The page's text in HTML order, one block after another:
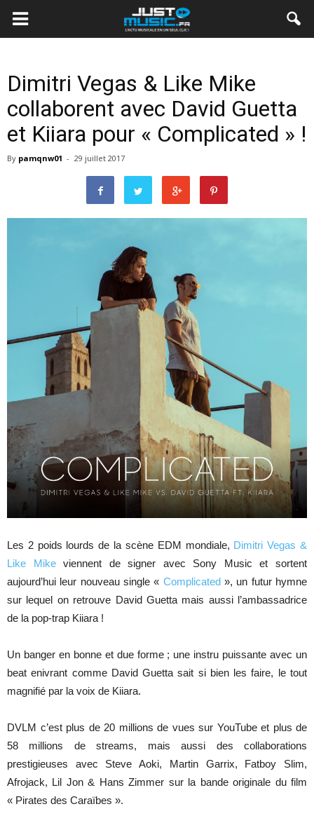
Dimitri Vegas & Like Mike
collaborent avec David Guetta
et Kiiara pour « Complicated » !
By pamqnw01 - 29 juillet 2017
Les 2 poids lourds de la scène EDM mondiale, Dimitri Vegas &
Like Mikeviennent de signer avec Sony Music et sortent
aujourd’hui leur nouveau single « Complicated», un futur hymne
sur lequel on retrouve David Guetta mais aussi l’ambassadrice
de la pop-trap Kiiara !
Un banger en bonne et due forme ; une instru puissante avec un
beat enivrant comme David Guetta sait si bien les faire, le tout
magnifié par la voix de Kiiara.
DVLM c’est plus de 20 millions de vues sur YouTube et plus de
58 millions de streams, mais aussi des collaborations
prestigieuses avec Steve Aoki, Martin Garrix, Fatboy Slim,
Afrojack, Lil Jon & Hans Zimmer sur la bande originale du film
« Pirates des Caraïbes ».